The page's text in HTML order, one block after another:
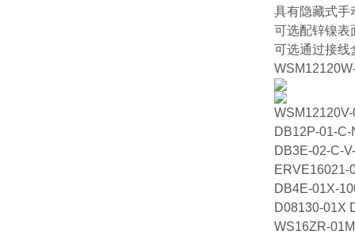
具有隐藏式手
可选配锌镍表
可选通过接线
DB12P-01-
DB3E-02-C-
ERVE16021-
DB4E-01X-
D08130-01X
WS16ZR-